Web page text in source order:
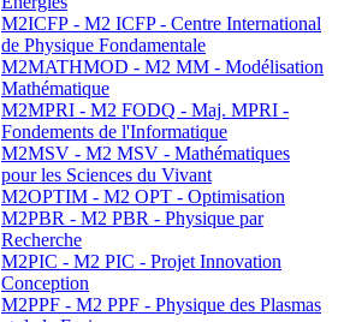
M2ICFP - M2 ICFP - Centre International
de Physique Fondamentale
M2MATHMOD - M2 MM - Modélisation
Mathématique
M2MPRI - M2 FODQ - Maj. MPRI -
Fondements de l'Informatique
M2MSV - M2 MSV - Mathématiques
pour les Sciences du Vivant
M2OPTIM - M2 OPT - Optimisation
M2PBR - M2 PBR - Physique par
Recherche
M2PIC - M2 PIC - Projet Innovation
Conception
M2PPF - M2 PPF - Physique des Plasmas